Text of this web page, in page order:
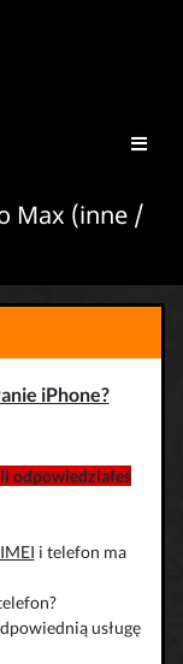
Max (inne /
iPhone?
odpowiedziałeś
i telefon ma
usługę